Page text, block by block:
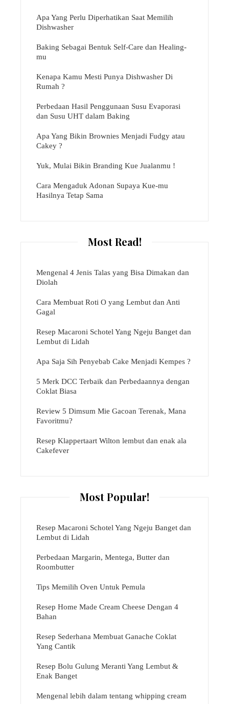
Apa Yang Perlu Diperhatikan Saat Memilih
Dishwasher
Baking Sebagai Bentuk Self-Care dan Healing-
mu
Kenapa Kamu Mesti Punya Dishwasher Di
Rumah ?
Perbedaan Hasil Penggunaan Susu Evaporasi
dan Susu UHT dalam Baking
Apa Yang Bikin Brownies Menjadi Fudgy atau
Cakey ?
Yuk, Mulai Bikin Branding Kue Jualanmu !
Cara Mengaduk Adonan Supaya Kue-mu
Hasilnya Tetap Sama
Most Read!
Mengenal 4 Jenis Talas yang Bisa Dimakan dan
Diolah
Cara Membuat Roti O yang Lembut dan Anti
Gagal
Resep Macaroni Schotel Yang Ngeju Banget dan
Lembut di Lidah
Apa Saja Sih Penyebab Cake Menjadi Kempes ?
5 Merk DCC Terbaik dan Perbedaannya dengan
Coklat Biasa
Review 5 Dimsum Mie Gacoan Terenak, Mana
Favoritmu?
Resep Klappertaart Wilton lembut dan enak ala
Cakefever
Most Popular!
Resep Macaroni Schotel Yang Ngeju Banget dan
Lembut di Lidah
Perbedaan Margarin, Mentega, Butter dan
Roombutter
Tips Memilih Oven Untuk Pemula
Resep Home Made Cream Cheese Dengan 4
Bahan
Resep Sederhana Membuat Ganache Coklat
Yang Cantik
Resep Bolu Gulung Meranti Yang Lembut &
Enak Banget
Mengenal lebih dalam tentang whipping cream